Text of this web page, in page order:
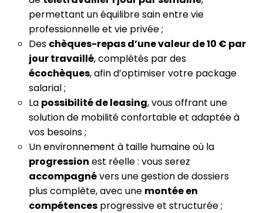
permettant un équilibre sain entre vie
professionnelle et vie privée ;
Des chèques-repas d’une valeur de 10 € par
jour travaillé, complétés par des
écochèques, afin d’optimiser votre package
salarial ;
La possibilité de leasing, vous offrant une
solution de mobilité confortable et adaptée à
vos besoins ;
Un environnement à taille humaine où la
progression est réelle : vous serez
accompagnévers une gestion de dossiers
plus complète, avec une montée en
compétencesprogressive et structurée ;